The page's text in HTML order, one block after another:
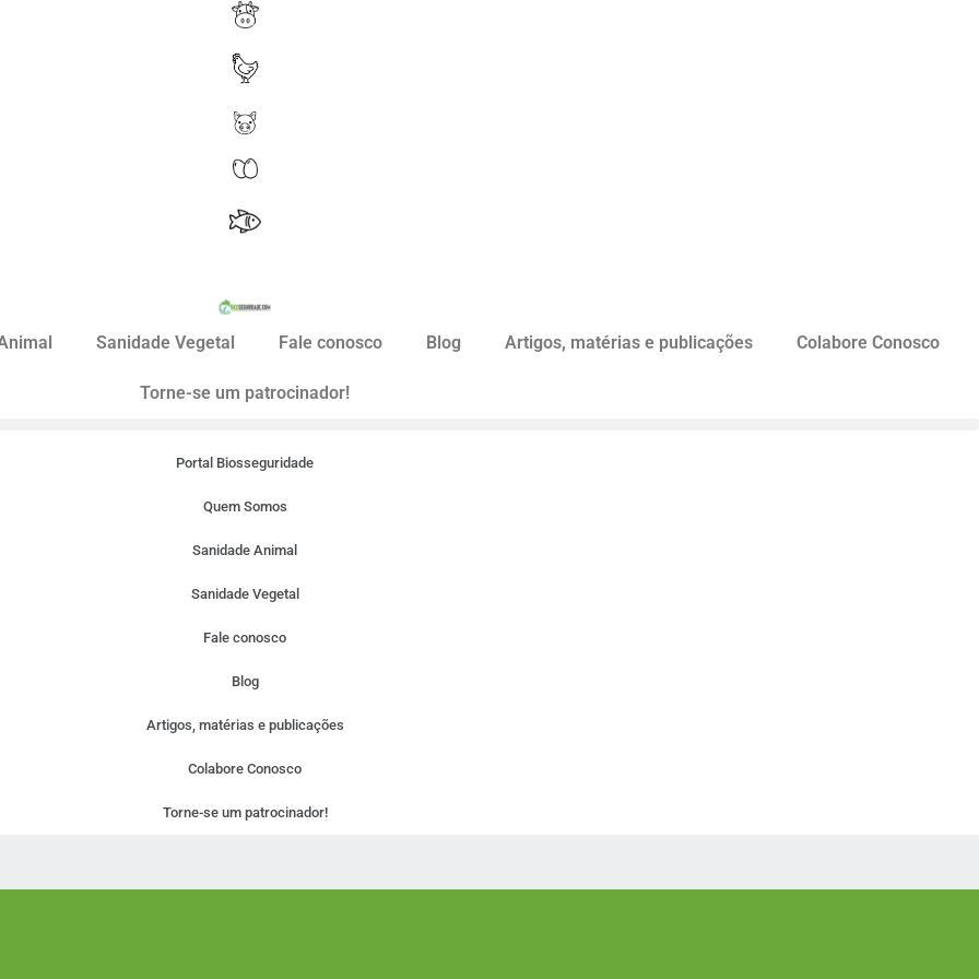
Sanidade Vegetal Fale conosco Blog Artigos, matérias e publicações Colabore Conosco
Torne-se um patrocinador!
Portal Biosseguridade
Quem Somos
Sanidade Animal
Sanidade Vegetal
Fale conosco
Blog
Artigos, matérias e publicações
Colabore Conosco
Torne-se um patrocinador!